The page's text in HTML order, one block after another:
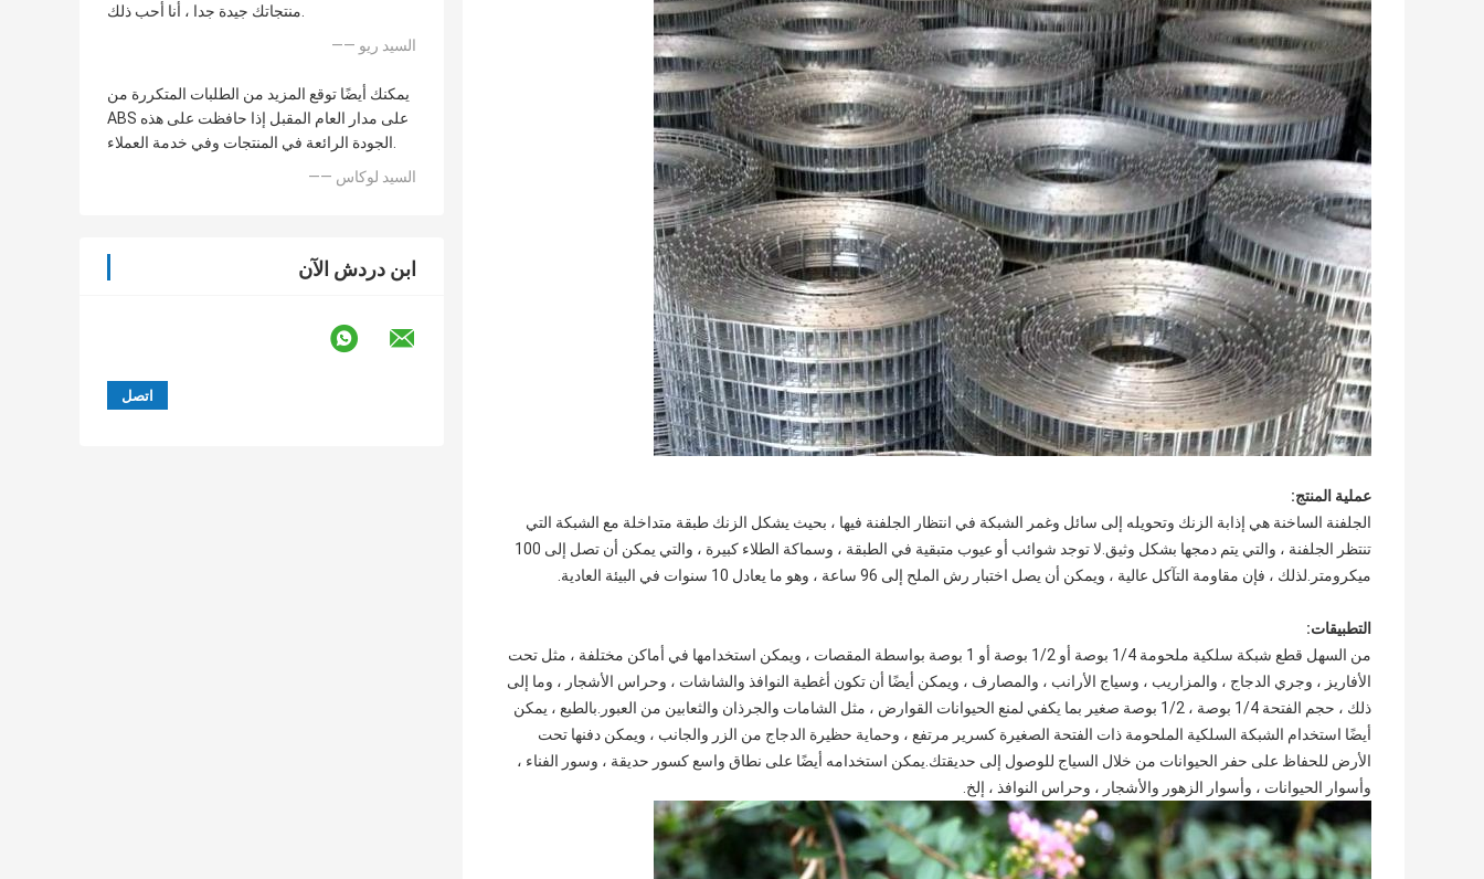
منتجاتك جيدة جدا ، أنا أحب ذلك.
—— السيد ريو
يمكنك أيضًا توقع المزيد من الطلبات المتكررة من
ABS على مدار العام المقبل إذا حافظت على هذه
الجودة الرائعة في المنتجات وفي خدمة العملاء.
—— السيد لوكاس
ابن دردش الآن
عملية المنتج:
الجلفنة الساخنة هي إذابة الزنك وتحويله إلى سائل وغمر الشبكة في انتظار الجلفنة فيها ، بحيث يشكل الزنك طبقة متداخلة مع الشبكة التي
تنتظر الجلفنة ، والتي يتم دمجها بشكل وثيق.لا توجد شوائب أو عيوب متبقية في الطبقة ، وسماكة الطلاء كبيرة ، والتي يمكن أن تصل إلى 100
ميكرومتر.لذلك ، فإن مقاومة التآكل عالية ، ويمكن أن يصل اختبار رش الملح إلى 96 ساعة ، وهو ما يعادل 10 سنوات في البيئة العادية.
التطبيقات:
من السهل قطع شبكة سلكية ملحومة 1/4 بوصة أو 1/2 بوصة أو 1 بوصة بواسطة المقصات ، ويمكن استخدامها في أماكن مختلفة ، مثل تحت
الأفاريز ، وجري الدجاج ، والمزاريب ، وسياج الأرانب ، والمصارف ، ويمكن أيضًا أن تكون أغطية النوافذ والشاشات ، وحراس الأشجار ، وما إلى
ذلك ، حجم الفتحة 1/4 بوصة ، 1/2 بوصة صغير بما يكفي لمنع الحيوانات القوارض ، مثل الشامات والجرذان والثعابين من العبور.بالطبع ، يمكن
أيضًا استخدام الشبكة السلكية الملحومة ذات الفتحة الصغيرة كسرير مرتفع ، وحماية حظيرة الدجاج من الزر والجانب ، ويمكن دفنها تحت
الأرض للحفاظ على حفر الحيوانات من خلال السياج للوصول إلى حديقتك.يمكن استخدامه أيضًا على نطاق واسع كسور حديقة ، وسور الفناء ،
وأسوار الحيوانات ، وأسوار الزهور والأشجار ، وحراس النوافذ ، إلخ.